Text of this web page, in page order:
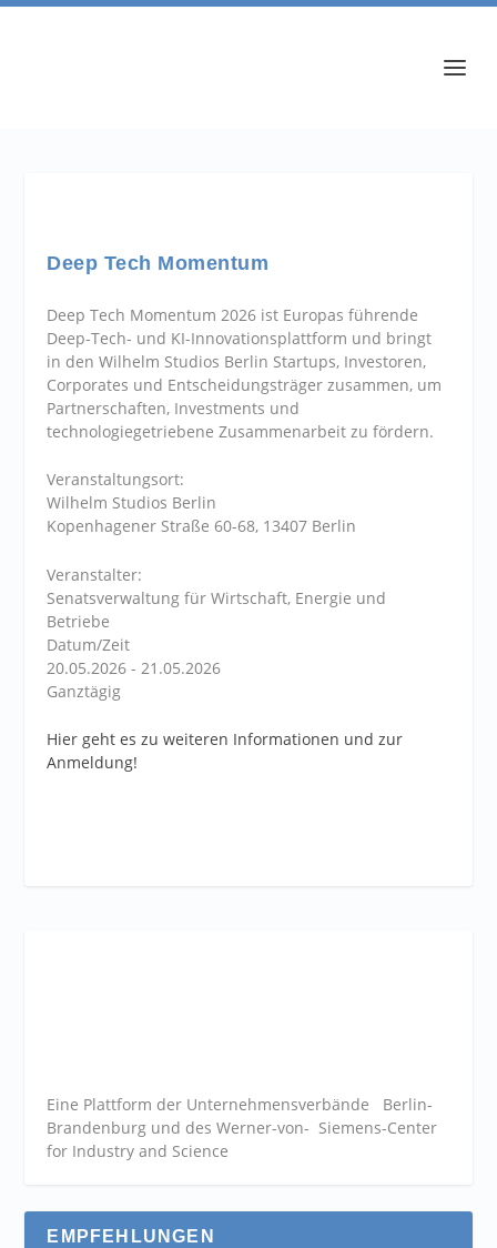
Deep Tech Momentum
Deep Tech Momentum 2026 ist Europas führende
Deep-Tech- und KI-Innovationsplattform und bringt
in den Wilhelm Studios Berlin Startups, Investoren,
Corporates und Entscheidungsträger zusammen, um
Partnerschaften, Investments und
technologiegetriebene Zusammenarbeit zu fördern.
Veranstaltungsort:
Wilhelm Studios Berlin
Kopenhagener Straße 60-68, 13407 Berlin
Veranstalter:
Senatsverwaltung für Wirtschaft, Energie und
Betriebe
Datum/Zeit
20.05.2026 - 21.05.2026
Ganztägig
Hier geht es zu weiteren Informationen und zur
Anmeldung!
Eine Plattform der Unternehmensverbände Berlin-
Brandenburg und des Werner-von- Siemens-Center
for Industry and Science
EMPFEHLUNGEN